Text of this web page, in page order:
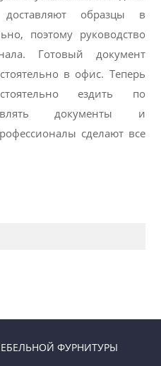
образцы в
поэтому руководство
Готовый документ
в офис. Теперь
ездить по
документы и
сделают все
ФУРНИТУРЫ